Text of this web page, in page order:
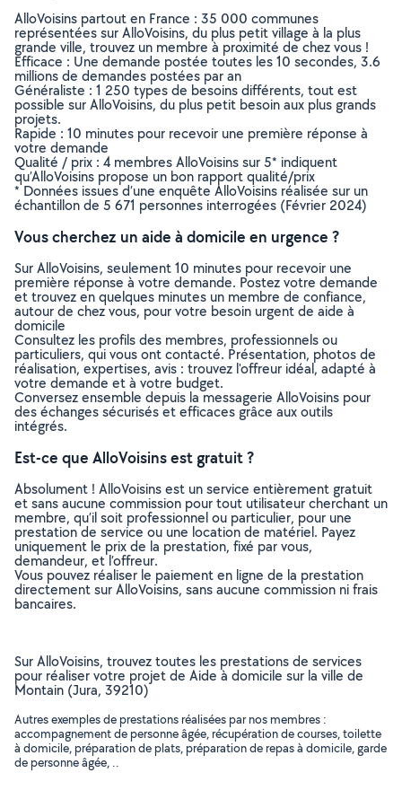
AlloVoisins partout en France : 35 000 communes
représentées sur AlloVoisins, du plus petit village à la plus
grande ville, trouvez un membre à proximité de chez vous !
Efficace : Une demande postée toutes les 10 secondes, 3.6
millions de demandes postées par an
Généraliste : 1 250 types de besoins différents, tout est
possible sur AlloVoisins, du plus petit besoin aux plus grands
projets.
Rapide : 10 minutes pour recevoir une première réponse à
votre demande
Qualité / prix : 4 membres AlloVoisins sur 5* indiquent
qu’AlloVoisins propose un bon rapport qualité/prix
* Données issues d’une enquête AlloVoisins réalisée sur un
échantillon de 5 671 personnes interrogées (Février 2024)
Vous cherchez un aide à domicile en urgence ?
Sur AlloVoisins, seulement 10 minutes pour recevoir une
première réponse à votre demande. Postez votre demande
et trouvez en quelques minutes un membre de confiance,
autour de chez vous, pour votre besoin urgent de aide à
domicile
Consultez les profils des membres, professionnels ou
particuliers, qui vous ont contacté. Présentation, photos de
réalisation, expertises, avis : trouvez l'offreur idéal, adapté à
votre demande et à votre budget.
Conversez ensemble depuis la messagerie AlloVoisins pour
des échanges sécurisés et efficaces grâce aux outils
intégrés.
Est-ce que AlloVoisins est gratuit ?
Absolument ! AlloVoisins est un service entièrement gratuit
et sans aucune commission pour tout utilisateur cherchant un
membre, qu’il soit professionnel ou particulier, pour une
prestation de service ou une location de matériel. Payez
uniquement le prix de la prestation, fixé par vous,
demandeur, et l’offreur.
Vous pouvez réaliser le paiement en ligne de la prestation
directement sur AlloVoisins, sans aucune commission ni frais
bancaires.
Sur AlloVoisins, trouvez toutes les prestations de services
pour réaliser votre projet de Aide à domicile sur la ville de
Montain (Jura, 39210)
Autres exemples de prestations réalisées par nos membres :
accompagnement de personne âgée, récupération de courses, toilette
à domicile, préparation de plats, préparation de repas à domicile, garde
de personne âgée, ..